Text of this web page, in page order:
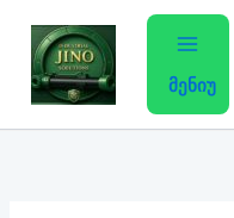
content
მენიუ